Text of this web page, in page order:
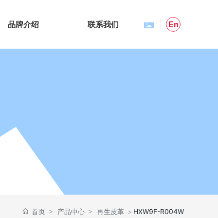
品牌介绍 联系我们 En
首页 产品中心 再生皮革 HXW9F-R004W